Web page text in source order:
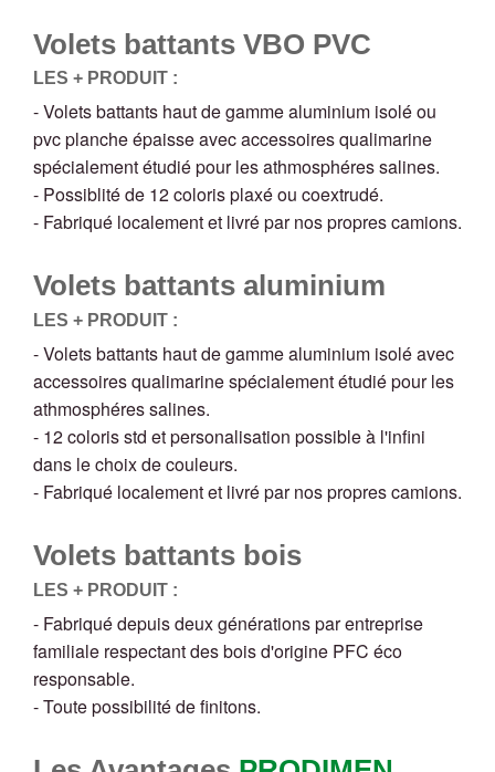
Volets battants VBO PVC
LES + PRODUIT :
- Volets battants haut de gamme aluminium isolé ou
pvc planche épaisse avec accessoires qualimarine
spécialement étudié pour les athmosphéres salines.
- Possiblité de 12 coloris plaxé ou coextrudé.
- Fabriqué localement et livré par nos propres camions.
Volets battants aluminium
LES + PRODUIT :
- Volets battants haut de gamme aluminium isolé avec
accessoires qualimarine spécialement étudié pour les
athmosphéres salines.
- 12 coloris std et personalisation possible à l'infini
dans le choix de couleurs.
- Fabriqué localement et livré par nos propres camions.
Volets battants bois
LES + PRODUIT :
- Fabriqué depuis deux générations par entreprise
familiale respectant des bois d'origine PFC éco
responsable.
- Toute possibilité de finitons.